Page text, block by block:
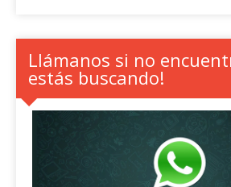
Llámanos si no
estás buscando!